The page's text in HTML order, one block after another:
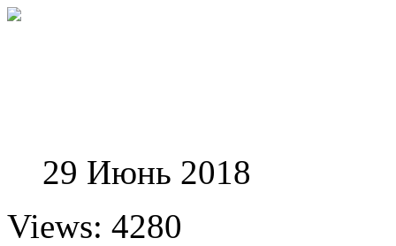
29 Июнь 2018
Views: 4280